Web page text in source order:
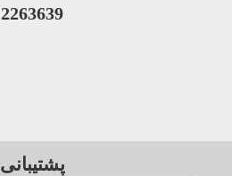
2263639
پشتیبانی